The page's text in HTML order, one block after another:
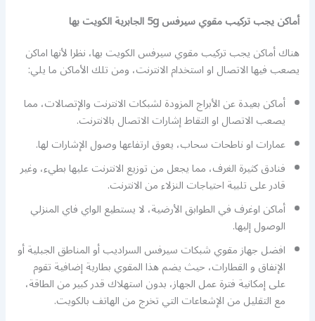
أماكن يجب تركيب مقوي سيرفس 5g الجابرية الكويت بها
هناك أماكن يجب تركيب مقوي سيرفس الكويت بها، نظرا لأنها اماكن
يصعب فيها الاتصال او استخدام الانترنت، ومن تلك الأماكن ما يلي:
أماكن بعيدة عن الأبراج المزودة لشبكات الانترنت والإتصالات، مما
يصعب الاتصال او التقاط إشارات الاتصال بالانترنت.
عمارات او ناطحات سحاب، يعوق ارتفاعها وصول الإشارات لها.
فنادق كثيرة الغرف، مما يجعل من توزيع الانترنت عليها بطيء، وغير
قادر على تلبية احتياجات النزلاء من الانترنت.
أماكن اوغرف في الطوابق الأرضية، لا يستطيع الواي فاي المنزلي
الوصول إليها.
افضل جهاز مقوي شبكات سيرفس السراديب أو المناطق الجبلية أو
الإنفاق و القطارات، حيث يضم هذا المقوي بطارية إضافية تقوم
على إمكانية فترة عمل الجهاز، بدون استهلاك قدر كبير من الطاقة،
مع التقليل من الإشعاعات التي تخرج من الهاتف بالكويت.